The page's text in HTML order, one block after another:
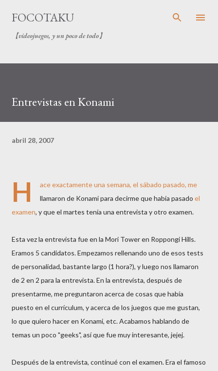
Ir al contenido principal
FOCOTAKU
【videojuegos, y un poco de todo】
Entrevistas en Konami
abril 28, 2007
H
ace exactamente una semana, el sábado pasado, me
llamaron de Konami para decirme que había pasado el
examen, y que el martes tenía una entrevista y otro examen.
Esta vez la entrevista fue en la Mori Tower en Roppongi Hills.
Eramos 5 candidatos. Empezamos rellenando uno de esos tests
de personalidad, bastante largo (1 hora?), y luego nos llamaron
de 2 en 2 para la entrevista. En la entrevista, después de
presentarme, me preguntaron acerca de cosas que había
puesto en el currículum, y acerca de los juegos que me gustan,
lo que quiero hacer en Konami, etc. Acabamos hablando de
temas un poco "geeks", así que fue muy interesante, jejej.
Después de la entrevista, continué con el examen. Era el famoso